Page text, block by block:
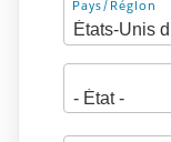
Adresse
Pays/Région